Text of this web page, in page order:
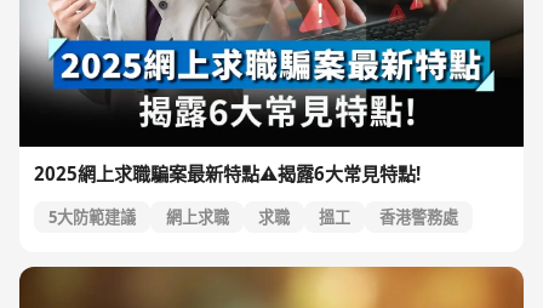
2025網上求職騙案最新特點⚠️揭露6大常見特點!
5大防範建議 網上求職 求職 搵工 香港警務處